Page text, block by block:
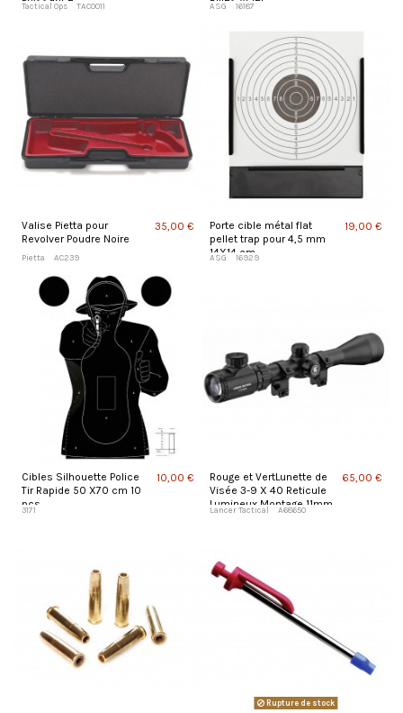
Tactical Ops TAC0011 ASG 16187
Valise Pietta pour
Revolver Poudre Noire
Pietta AC239
35,00 €
Porte cible métal flat
pellet trap pour 4,5 mm
14X14 cm
ASG 16929
19,00 €
Cibles Silhouette Police
Tir Rapide 50 X70 cm 10
pcs
3171
10,00 €
Rouge et VertLunette de
Visée 3-9 X 40 Reticule
Lumineux Montage 11mm
Lancer Tactical A68650
65,00 €
Rupture de stock